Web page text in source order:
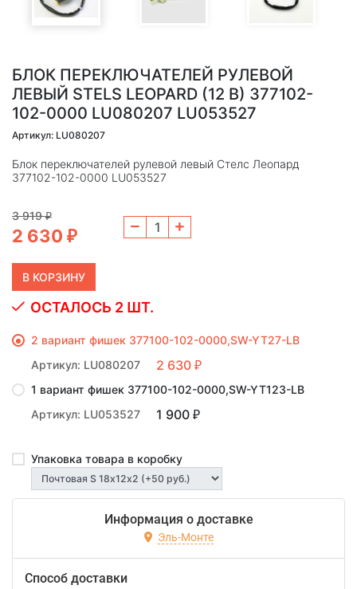
БЛОК ПЕРЕКЛЮЧАТЕЛЕЙ РУЛЕВОЙ
ЛЕВЫЙ STELS LEOPARD (12 В) 377102-
102-0000 LU080207 LU053527
Артикул: LU080207
Блок переключателей рулевой левый Стелс Леопард
377102-102-0000 LU053527
3 919₽
2 630 ₽
ОСТАЛОСЬ 2 ШТ.
2 вариант фишек 377100-102-0000,SW-YT27-LB
Артикул: LU080207
2 630 ₽
1 вариант фишек 377100-102-0000,SW-YT123-LB
Артикул: LU053527
1 900 ₽
Упаковка товара в коробку
Информация о доставке
Эль-Монте
Способ доставки